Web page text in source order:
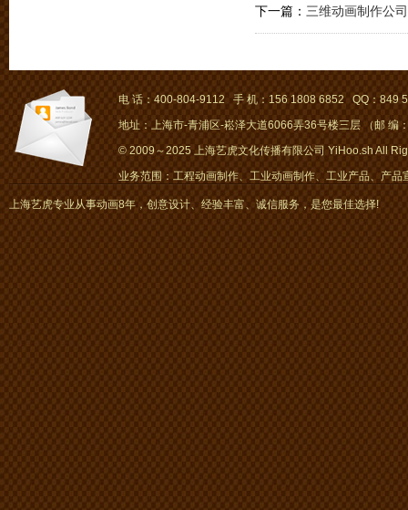
下一篇： 三维动画制作公
电 话：400-804-9112 手 机：156 1808 6852 QQ：849
地址：上海市-青浦区-崧泽大道6066弄36号楼三层 （邮 编
© 2009～2025 上海艺虎文化传播有限公司 YiHoo.sh All
业务范围：工程动画制作、工业动画制作、工业产品、产
画、mg动画
上海艺虎专业从事动画8年，创意设计、经验丰富、诚信服务，是您最佳选择!